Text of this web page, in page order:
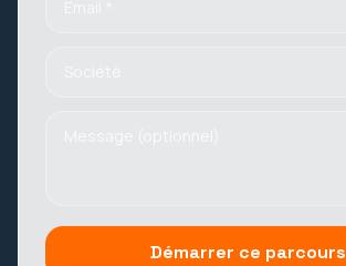
Démarrer ce parcours